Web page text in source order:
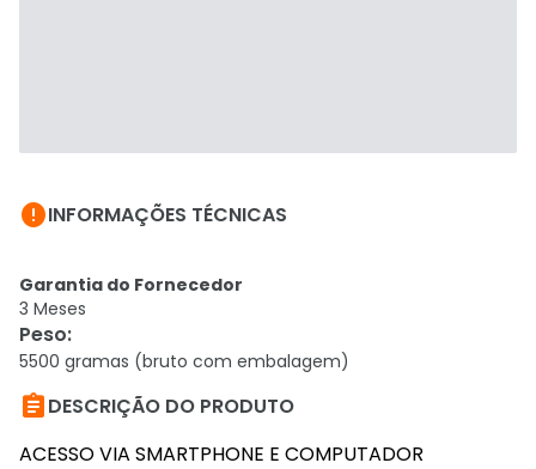
INFORMAÇÕES TÉCNICAS
Garantia do Fornecedor
3 Meses
Peso:
5500 gramas (bruto com embalagem)
DESCRIÇÃO DO PRODUTO
ACESSO VIA SMARTPHONE E COMPUTADOR